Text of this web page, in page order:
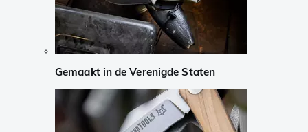
Gemaakt in de Verenigde Staten